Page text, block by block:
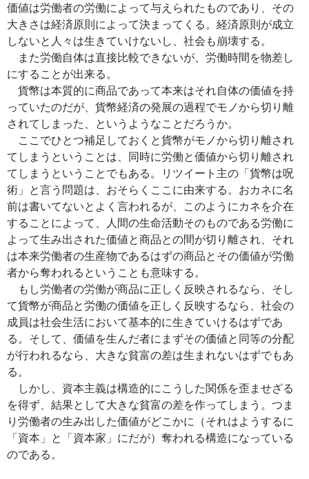
価値は労働者の労働によって与えられたものであり、その
大きさは経済原則によって決まってくる。経済原則が成立
しないと人々は生きていけないし、社会も崩壊する。
また労働自体は直接比較できないが、労働時間を物差し
にすることが出来る。
貨幣は本質的に商品であって本来はそれ自体の価値を持
っていたのだが、貨幣経済の発展の過程でモノから切り離
されてしまった、というようなことだろうか。
ここでひとつ補足しておくと貨幣がモノから切り離され
てしまうということは、同時に労働と価値から切り離され
てしまうということでもある。リツイート主の「貨幣は呪
術」と言う問題は、おそらくここに由来する。おカネに名
前は書いてないとよく言われるが、このようにカネを介在
することによって、人間の生命活動そのものである労働に
よって生み出された価値と商品との間が切り離され、それ
は本来労働者の生産物であるはずの商品とその価値が労働
者から奪われるということも意味する。
もし労働者の労働が商品に正しく反映されるなら、そし
て貨幣が商品と労働の価値を正しく反映するなら、社会の
成員は社会生活において基本的に生きていけるはずであ
る。そして、価値を生んだ者にまずその価値と同等の分配
が行われるなら、大きな貧富の差は生まれないはずでもあ
る。
しかし、資本主義は構造的にこうした関係を歪ませざる
を得ず、結果として大きな貧富の差を作ってしまう。つま
り労働者の生み出した価値がどこかに（それはようするに
「資本」と「資本家」にだが）奪われる構造になっている
のである。